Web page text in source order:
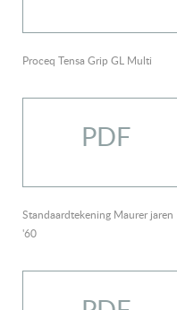
Proceq Tensa Grip GL Multi
PDF
Standaardtekening Maurer jaren
'60